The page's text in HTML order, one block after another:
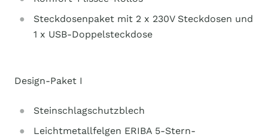
Steckdosenpaket mit 2 x 230V Steckdosen und
1 x USB-Doppelsteckdose
Design-Paket I
Steinschlagschutzblech
Leichtmetallfelgen ERIBA 5-Stern-